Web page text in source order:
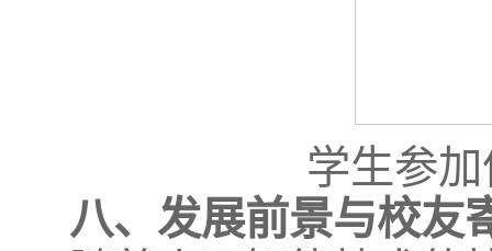
学生参
八、发展前景与校友